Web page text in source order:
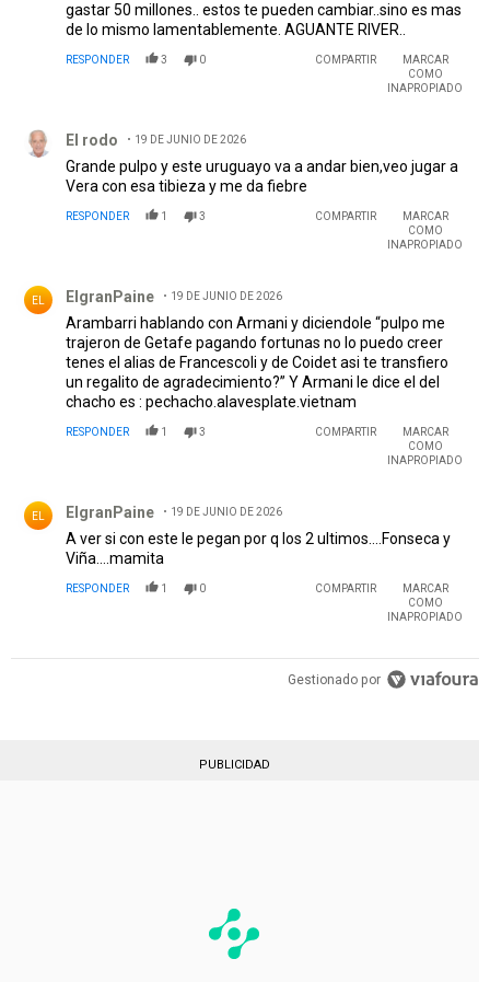
gastar 50 millones.. estos te pueden cambiar..sino es mas
de lo mismo lamentablemente. AGUANTE RIVER..
RESPONDER 3 0 COMPARTIR
MARCAR
COMO
INAPROPIADO
El rodo 19 DE JUNIO DE 2026
Grande pulpo y este uruguayo va a andar bien,veo jugar a
Vera con esa tibieza y me da fiebre
RESPONDER 1 3 COMPARTIR
MARCAR
COMO
INAPROPIADO
EL ElgranPaine 19 DE JUNIO DE 2026
Arambarri hablando con Armani y diciendole “pulpo me
trajeron de Getafe pagando fortunas no lo puedo creer
tenes el alias de Francescoli y de Coidet asi te transfiero
un regalito de agradecimiento?” Y Armani le dice el del
chacho es : pechacho.alavesplate.vietnam
RESPONDER 1 3 COMPARTIR
MARCAR
COMO
INAPROPIADO
EL ElgranPaine 19 DE JUNIO DE 2026
A ver si con este le pegan por q los 2 ultimos….Fonseca y
Viña….mamita
RESPONDER 1 0 COMPARTIR
MARCAR
COMO
INAPROPIADO
Gestionado por
PUBLICIDAD